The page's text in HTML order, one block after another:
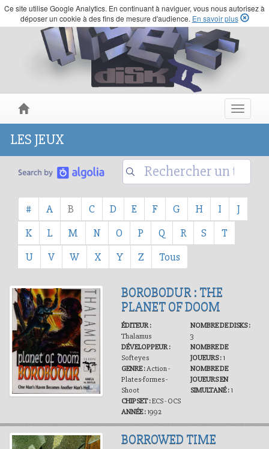
Ce site utilise Google Analytics. En continuant à naviguer, vous nous autorisez à
déposer un cookie à des fins de mesure d'audience. En savoir plus
Toggle
LES JEUX
# A B C D E F G H I
J
K
L M N O P Q R S
T
U
V W X Y Z Tous
BOROBODUR : THE
PLANET OF DOOM
ÉDITEUR :
Thalamus
DÉVELOPPEUR :
Softeyes
GENRE :Action -
Plates-formes -
Shoot
CHIPSET :ECS - OCS
ANNÉE :1992
NOMBRE DE DISKS :
3
NOMBRE DE
JOUEURS :1
NOMBRE DE
JOUEURS EN
SIMULTANÉ :1
BORROWED TIME